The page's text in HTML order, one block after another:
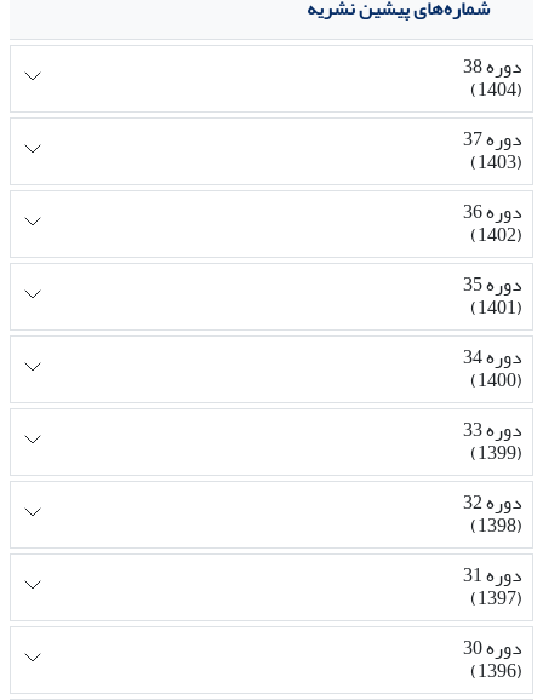
شماره‌های پیشین نشریه
دوره 38
(1404)
دوره 37
(1403)
دوره 36
(1402)
دوره 35
(1401)
دوره 34
(1400)
دوره 33
(1399)
دوره 32
(1398)
دوره 31
(1397)
دوره 30
(1396)